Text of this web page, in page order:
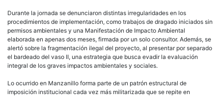
Durante la jornada se denunciaron distintas irregularidades en los
procedimientos de implementación, como trabajos de dragado iniciados sin
permisos ambientales y una Manifestación de Impacto Ambiental
elaborada en apenas dos meses, firmada por un solo consultor. Además, se
alertó sobre la fragmentación ilegal del proyecto, al presentar por separado
el bardeado del vaso II, una estrategia que busca evadir la evaluación
integral de los graves impactos ambientales y sociales.
Lo ocurrido en Manzanillo forma parte de un patrón estructural de
imposición institucional cada vez más militarizada que se repite en